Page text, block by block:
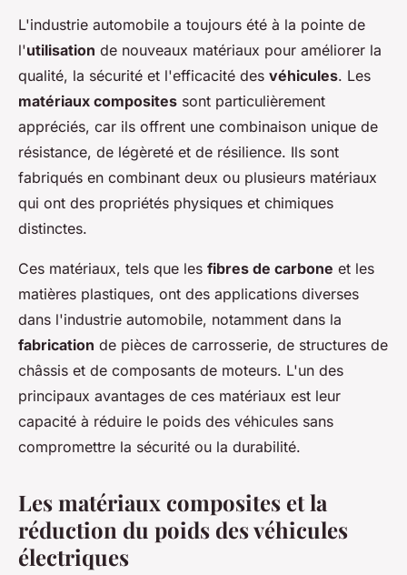
L'industrie automobile a toujours été à la pointe de
l'utilisation de nouveaux matériaux pour améliorer la
qualité, la sécurité et l'efficacité des véhicules. Les
matériaux composites sont particulièrement
appréciés, car ils offrent une combinaison unique de
résistance, de légèreté et de résilience. Ils sont
fabriqués en combinant deux ou plusieurs matériaux
qui ont des propriétés physiques et chimiques
distinctes.
Ces matériaux, tels que les fibres de carbone et les
matières plastiques, ont des applications diverses
dans l'industrie automobile, notamment dans la
fabrication de pièces de carrosserie, de structures de
châssis et de composants de moteurs. L'un des
principaux avantages de ces matériaux est leur
capacité à réduire le poids des véhicules sans
compromettre la sécurité ou la durabilité.
Les matériaux composites et la
réduction du poids des véhicules
électriques